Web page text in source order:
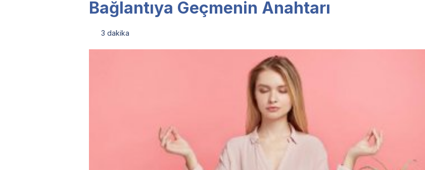
Bağlantıya Geçmenin Anahtarı
3 dakika